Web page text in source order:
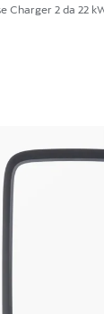
Charger 2 da 22